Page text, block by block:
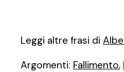
Leggi altre frasi di
Argomenti: Fallimento,